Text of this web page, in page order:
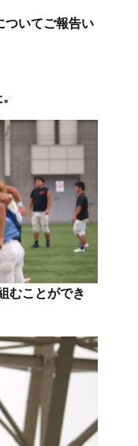
ついてご報告い
むことができ